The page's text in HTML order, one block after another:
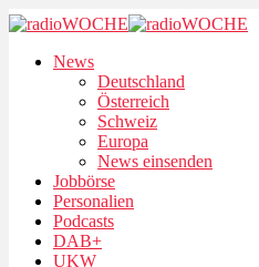
News
Deutschland
Österreich
Schweiz
Europa
News einsenden
Jobbörse
Personalien
Podcasts
DAB+
UKW